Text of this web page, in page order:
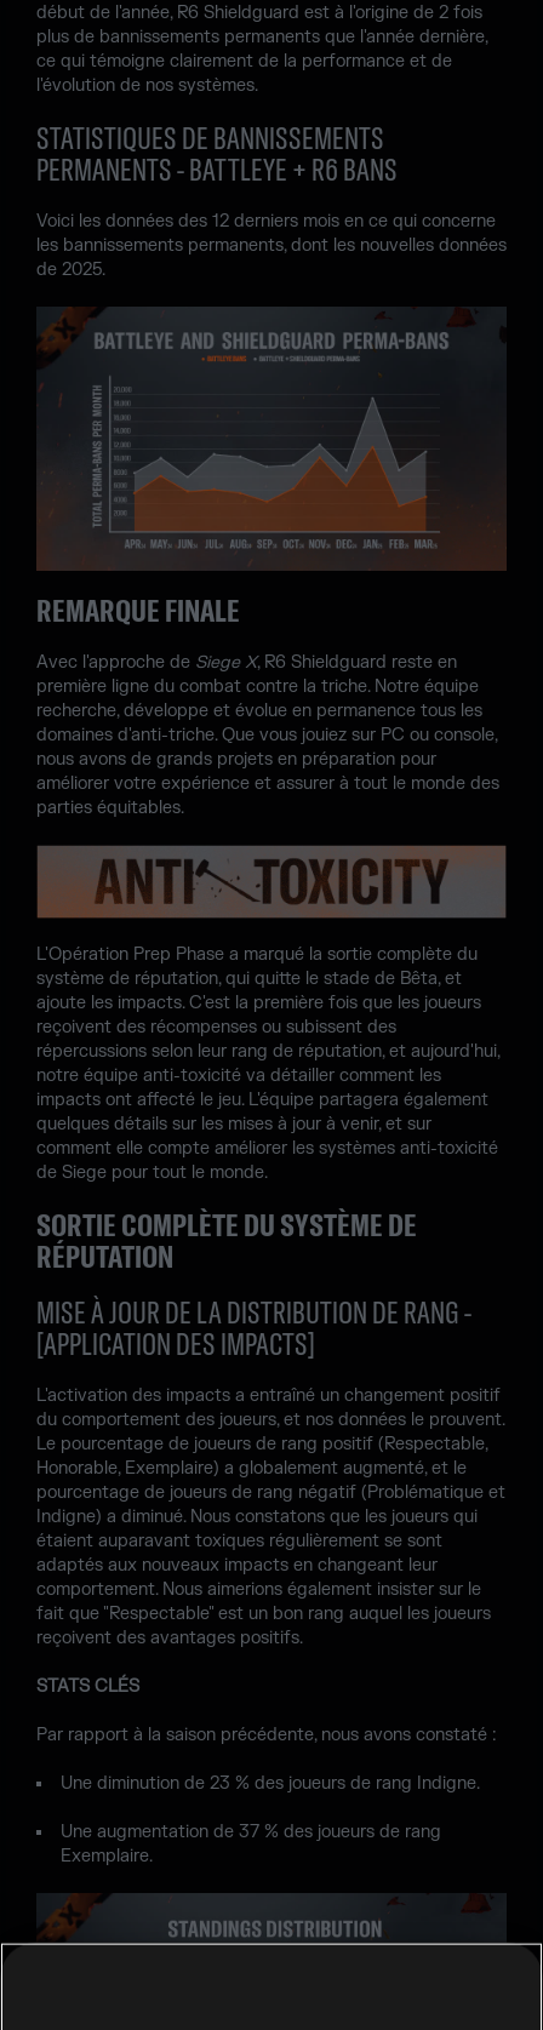
début de l'année, R6 Shieldguard est à l'origine de 2 fois
plus de bannissements permanents que l'année dernière,
ce qui témoigne clairement de la performance et de
l'évolution de nos systèmes.
STATISTIQUES DE BANNISSEMENTS
PERMANENTS - BATTLEYE + R6 BANS
Voici les données des 12 derniers mois en ce qui concerne
les bannissements permanents, dont les nouvelles données
de 2025.
REMARQUE FINALE
Avec l'approche de Siege X, R6 Shieldguard reste en
première ligne du combat contre la triche. Notre équipe
recherche, développe et évolue en permanence tous les
domaines d'anti-triche. Que vous jouiez sur PC ou console,
nous avons de grands projets en préparation pour
améliorer votre expérience et assurer à tout le monde des
parties équitables.
L'Opération Prep Phase a marqué la sortie complète du
système de réputation, qui quitte le stade de Bêta, et
ajoute les impacts. C'est la première fois que les joueurs
reçoivent des récompenses ou subissent des
répercussions selon leur rang de réputation, et aujourd'hui,
notre équipe anti-toxicité va détailler comment les
impacts ont affecté le jeu. L'équipe partagera également
quelques détails sur les mises à jour à venir, et sur
comment elle compte améliorer les systèmes anti-toxicité
de Siege pour tout le monde.
SORTIE COMPLÈTE DU SYSTÈME DE
RÉPUTATION
MISE À JOUR DE LA DISTRIBUTION DE RANG -
[APPLICATION DES IMPACTS]
L'activation des impacts a entraîné un changement positif
du comportement des joueurs, et nos données le prouvent.
Le pourcentage de joueurs de rang positif (Respectable,
Honorable, Exemplaire) a globalement augmenté, et le
pourcentage de joueurs de rang négatif (Problématique et
Indigne) a diminué. Nous constatons que les joueurs qui
étaient auparavant toxiques régulièrement se sont
adaptés aux nouveaux impacts en changeant leur
comportement. Nous aimerions également insister sur le
fait que "Respectable" est un bon rang auquel les joueurs
reçoivent des avantages positifs.
STATS CLÉS
Par rapport à la saison précédente, nous avons constaté :
Une diminution de 23 % des joueurs de rang Indigne.
Une augmentation de 37 % des joueurs de rang
Exemplaire.